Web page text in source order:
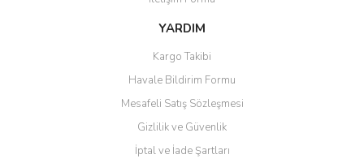
YARDIM
Kargo Takibi
Havale Bildirim Formu
Mesafeli Satış Sözleşmesi
Gizlilik ve Güvenlik
İptal ve İade Şartları